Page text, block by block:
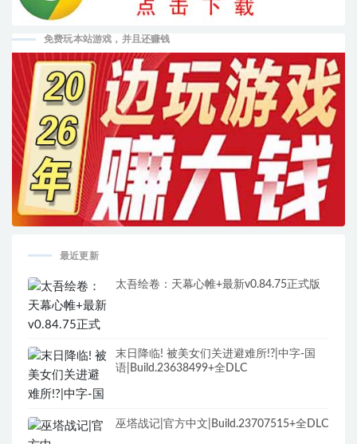
免费玩本站游戏，并且还赚钱
最近更新
太吾绘卷：天幕心帷+最新v0.84.75正式版
末日降临! 被美女们关进避难所!?|中字-国
语|Build.23638499+全DLC
巫塔战记|官方中文|Build.23707515+全DLC